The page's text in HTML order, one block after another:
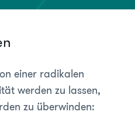
einer radikalen
werden zu lassen,
zu überwinden: